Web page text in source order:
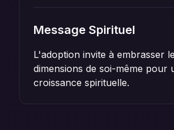
Message Spirituel
L'adoption invite à embrasser
dimensions de soi-même pour
croissance spirituelle.